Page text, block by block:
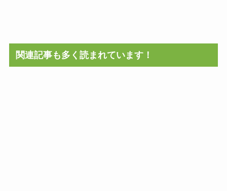
関連記事も多く読まれています！